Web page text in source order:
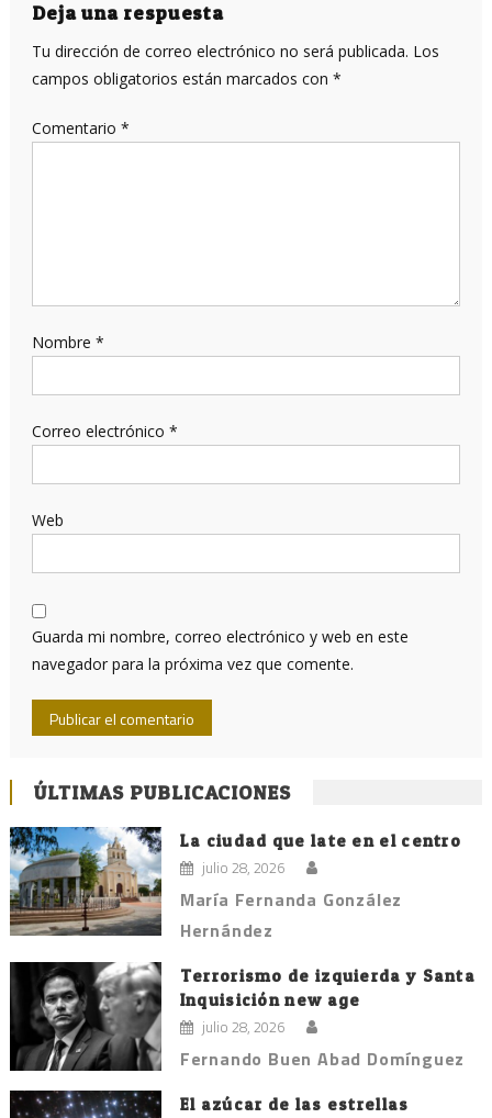
Deja una respuesta
Tu dirección de correo electrónico no será publicada. Los
campos obligatorios están marcados con *
Comentario *
Nombre *
Correo electrónico *
Web
Guarda mi nombre, correo electrónico y web en este
navegador para la próxima vez que comente.
ÚLTIMAS PUBLICACIONES
La ciudad que late en el centro
julio 28, 2026
María Fernanda González
Hernández
Terrorismo de izquierda y Santa
Inquisición new age
julio 28, 2026
Fernando Buen Abad Domínguez
El azúcar de las estrellas